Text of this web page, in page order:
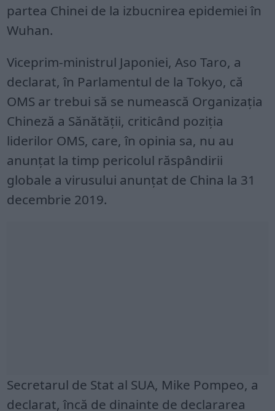
partea Chinei de la izbucnirea epidemiei în
Wuhan.
Viceprim-ministrul Japoniei, Aso Taro, a
declarat, în Parlamentul de la Tokyo, că
OMS ar trebui să se numească Organizația
Chineză a Sănătății, criticând poziția
liderilor OMS, care, în opinia sa, nu au
anunțat la timp pericolul răspândirii
globale a virusului anunțat de China la 31
decembrie 2019.
Secretarul de Stat al SUA, Mike Pompeo, a
declarat, încă de dinainte de declararea